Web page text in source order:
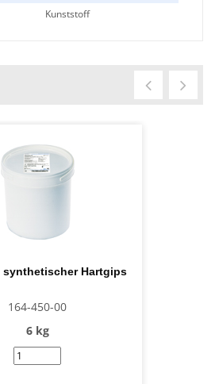
Kunststoff
synthetischer Hartgips
164-450-00
6 kg